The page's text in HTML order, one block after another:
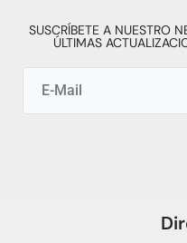
SUSCRÍBETE A NUESTRO
ÚLTIMAS